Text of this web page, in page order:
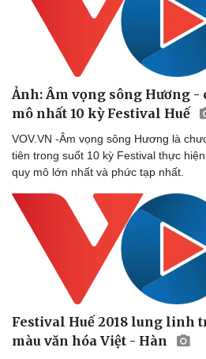
Ảnh: Âm vọng sông Hương
mô nhất 10 kỳ Festival Huế
VOV.VN -Âm vọng sông Hương là
tiên trong suốt 10 kỳ Festival thực
quy mô lớn nhất và phức tạp nhất.
Festival Huế 2018 lung linh
màu văn hóa Việt - Hàn